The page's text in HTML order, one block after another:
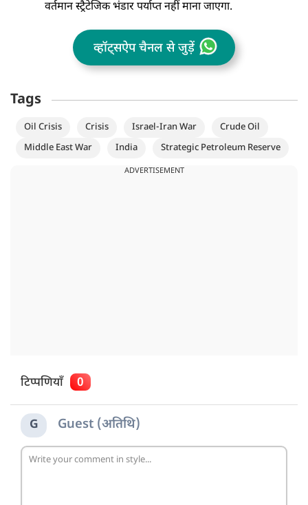
वर्तमान स्ट्रैटेजिक भंडार पर्याप्त नहीं माना जाएगा.
व्हॉट्सऐप चैनल से जुड़ें
Tags
Oil Crisis Crisis Israel-Iran War
Crude Oil
Middle East War
India Strategic Petroleum Reserve
ADVERTISEMENT
टिप्पणियाँ 0
G Guest (अतिथि)